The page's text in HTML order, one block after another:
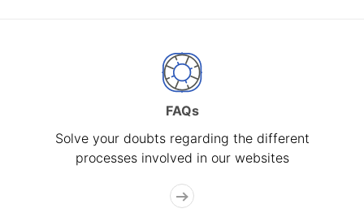
FAQs
Solve your doubts regarding the different
processes involved in our websites